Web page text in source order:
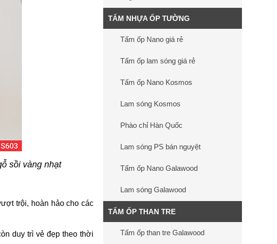
sồi vàng nhạt
trội, hoàn hảo cho các
duy trì vẻ đẹp theo thời
TẤM NHỰA ỐP TƯỜNG
Tấm ốp Nano giá rẻ
Tấm ốp lam sóng giá rẻ
Tấm ốp Nano Kosmos
Lam sóng Kosmos
Phào chỉ Hàn Quốc
Lam sóng PS bán nguyệt
Tấm ốp Nano Galawood
Lam sóng Galawood
TẤM ỐP THAN TRE
Tấm ốp than tre Galawood